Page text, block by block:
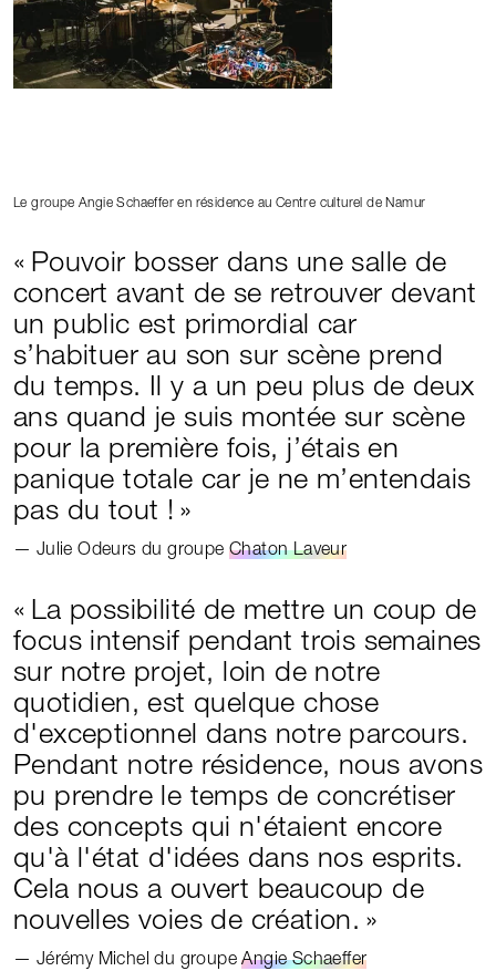
Le groupe Angie Schaeffer en résidence au Centre culturel de Namur
Pouvoir bosser dans une salle de
concert avant de se retrouver devant
un public est primordial car
s’habituer au son sur scène prend
du temps. Il y a un peu plus de deux
ans quand je suis montée sur scène
pour la première fois, j’étais en
panique totale car je ne m’entendais
pas du tout !
Julie Odeurs du groupeChaton Laveur
La possibilité de mettre un coup de
focus intensif pendant trois semaines
sur notre projet, loin de notre
quotidien, est quelque chose
d'exceptionnel dans notre parcours.
Pendant notre résidence, nous avons
pu prendre le temps de concrétiser
des concepts qui n'étaient encore
qu'à l'état d'idées dans nos esprits.
Cela nous a ouvert beaucoup de
nouvelles voies de création.
Jérémy Michel du groupeAngie Schaeffer